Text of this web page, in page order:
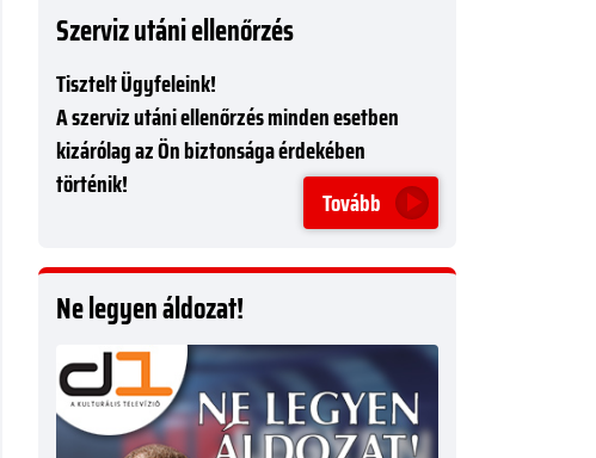
Szerviz utáni ellenőrzés
Tisztelt Ügyfeleink!
A szerviz utáni ellenőrzés minden esetben
kizárólag az Ön biztonsága érdekében
történik!
Tovább
Ne legyen áldozat!